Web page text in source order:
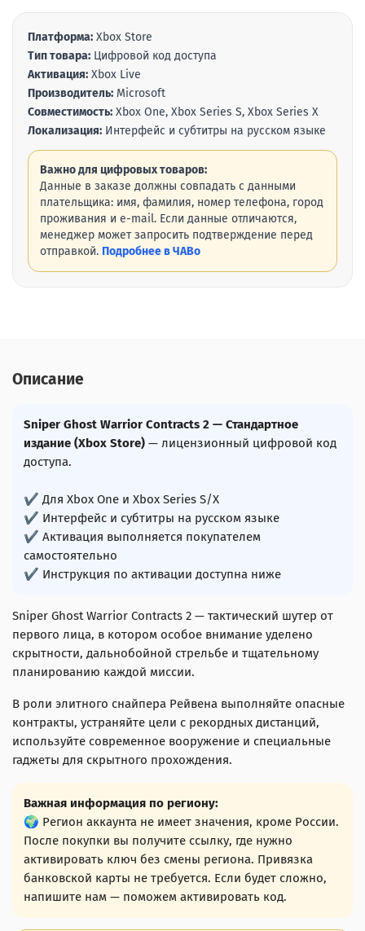
Платформа: Xbox Store
Тип товара: Цифровой код доступа
Активация: Xbox Live
Производитель: Microsoft
Совместимость: Xbox One, Xbox Series S, Xbox Series X
Локализация: Интерфейс и субтитры на русском языке
Важно для цифровых товаров:
Данные в заказе должны совпадать с данными
плательщика: имя, фамилия, номер телефона, город
проживания и e-mail. Если данные отличаются,
менеджер может запросить подтверждение перед
отправкой. Подробнее в ЧАВо
Описание
Sniper Ghost Warrior Contracts 2 — Стандартное
издание (Xbox Store) — лицензионный цифровой код
доступа.
✔ Для Xbox One и Xbox Series S/X
✔ Интерфейс и субтитры на русском языке
✔ Активация выполняется покупателем
самостоятельно
✔ Инструкция по активации доступна ниже
Sniper Ghost Warrior Contracts 2 — тактический шутер от
первого лица, в котором особое внимание уделено
скрытности, дальнобойной стрельбе и тщательному
планированию каждой миссии.
В роли элитного снайпера Рейвена выполняйте опасные
контракты, устраняйте цели с рекордных дистанций,
используйте современное вооружение и специальные
гаджеты для скрытного прохождения.
Важная информация по региону:
🌍 Регион аккаунта не имеет значения, кроме России.
После покупки вы получите ссылку, где нужно
активировать ключ без смены региона. Привязка
банковской карты не требуется. Если будет сложно,
напишите нам — поможем активировать код.